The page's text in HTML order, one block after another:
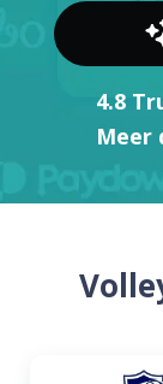
4.8
Meer